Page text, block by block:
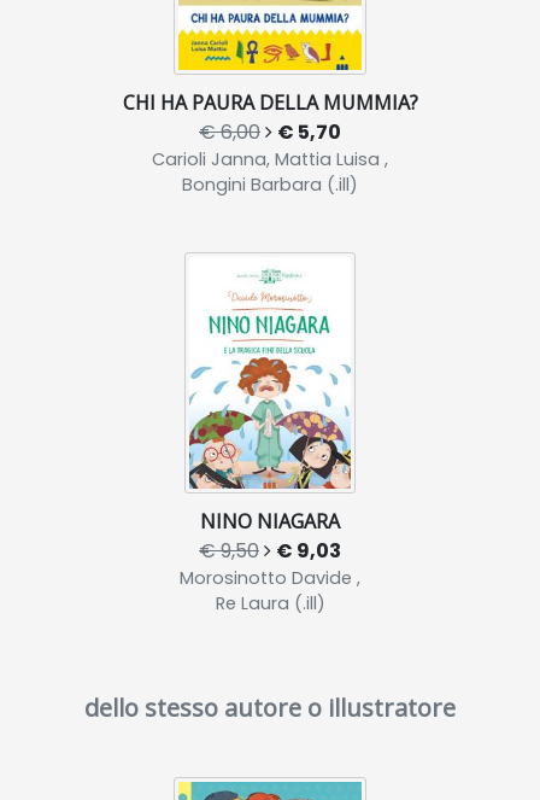
CHI HA PAURA DELLA MUMMIA?
€ 6,00 € 5,70
Carioli Janna, Mattia Luisa ,
Bongini Barbara (.ill)
NINO NIAGARA
€ 9,50 € 9,03
Morosinotto Davide ,
Re Laura (.ill)
dello stesso autore o illustratore